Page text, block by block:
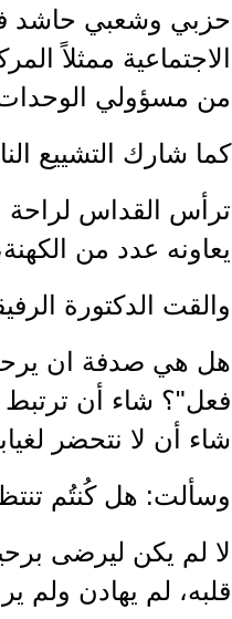
حزبي وشعبي حاشد
الاجتماعية ممثلاً
من مسؤولي
كما شارك التشييع
ترأس القداس لراحة
يعاونه عدد من
والقت الدكتورة
هل هي صدفة ان يرحل
فعل"؟ شاء أن ترتبط
شاء أن لا نتحضر
وسألت: هل كُنتُم
لا لم يكن ليرضى
قلبه، لم يهادن ولم